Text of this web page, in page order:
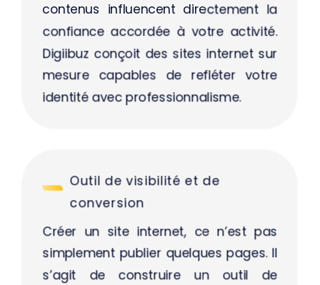
contenus influencent directement la
confiance accordée à votre activité.
Digiibuz conçoit des sites internet sur
mesure capables de refléter votre
identité avec professionnalisme.
Outil de visibilité et de
conversion
Créer un site internet, ce n’est pas
simplement publier quelques pages. Il
s’agit de construire un outil de